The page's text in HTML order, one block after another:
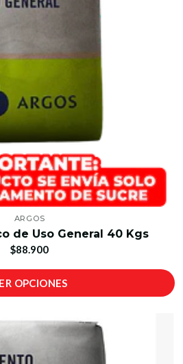
ARGOS
de Uso General 40 Kgs
$88.900
OPCIONES